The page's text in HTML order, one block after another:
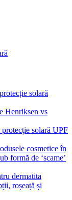
solară
Henriksen vs
solară UPF
cosmetice în
formă de ‘scame’
dermatita
roșeață și